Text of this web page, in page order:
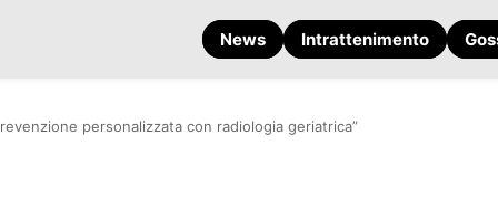
News Intrattenimento
personalizzata con radiologia geriatrica”